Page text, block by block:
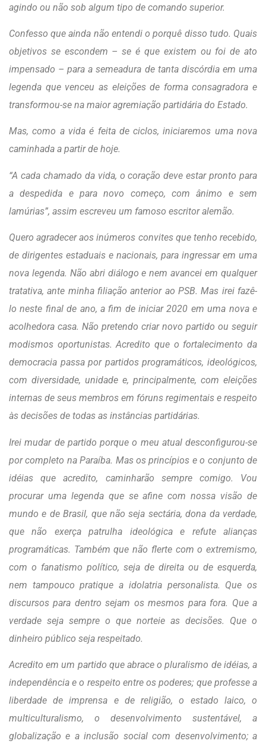
agindo ou não sob algum tipo de comando superior.
Confesso que ainda não entendi o porquê disso tudo. Quais
objetivos se escondem – se é que existem ou foi de ato
impensado – para a semeadura de tanta discórdia em uma
legenda que venceu as eleições de forma consagradora e
transformou-se na maior agremiação partidária do Estado.
Mas, como a vida é feita de ciclos, iniciaremos uma nova
caminhada a partir de hoje.
“A cada chamado da vida, o coração deve estar pronto para
a despedida e para novo começo, com ânimo e sem
lamúrias”, assim escreveu um famoso escritor alemão.
Quero agradecer aos inúmeros convites que tenho recebido,
de dirigentes estaduais e nacionais, para ingressar em uma
nova legenda. Não abri diálogo e nem avancei em qualquer
tratativa, ante minha filiação anterior ao PSB. Mas irei fazê-
lo neste final de ano, a fim de iniciar 2020 em uma nova e
acolhedora casa. Não pretendo criar novo partido ou seguir
modismos oportunistas. Acredito que o fortalecimento da
democracia passa por partidos programáticos, ideológicos,
com diversidade, unidade e, principalmente, com eleições
internas de seus membros em fóruns regimentais e respeito
às decisões de todas as instâncias partidárias.
Irei mudar de partido porque o meu atual desconfigurou-se
por completo na Paraíba. Mas os princípios e o conjunto de
idéias que acredito, caminharão sempre comigo. Vou
procurar uma legenda que se afine com nossa visão de
mundo e de Brasil, que não seja sectária, dona da verdade,
que não exerça patrulha ideológica e refute alianças
programáticas. Também que não flerte com o extremismo,
com o fanatismo político, seja de direita ou de esquerda,
nem tampouco pratique a idolatria personalista. Que os
discursos para dentro sejam os mesmos para fora. Que a
verdade seja sempre o que norteie as decisões. Que o
dinheiro público seja respeitado.
Acredito em um partido que abrace o pluralismo de idéias, a
independência e o respeito entre os poderes; que professe a
liberdade de imprensa e de religião, o estado laico, o
multiculturalismo, o desenvolvimento sustentável, a
globalização e a inclusão social com desenvolvimento; a